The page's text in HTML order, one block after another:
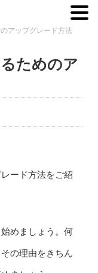
アップグレード方法
ためのア
ード方法をご紹
めましょう。何
の理由をきちん